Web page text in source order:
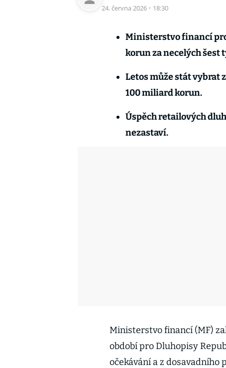
24. června 2026 · 18:30
Ministerstvo financí
korun za necelých šest
Letos může stát vybrat
100 miliard korun.
Úspěch retailových
nezastaví.
Ministerstvo financí (MF)
období pro Dluhopisy
očekávání a z dosavadního